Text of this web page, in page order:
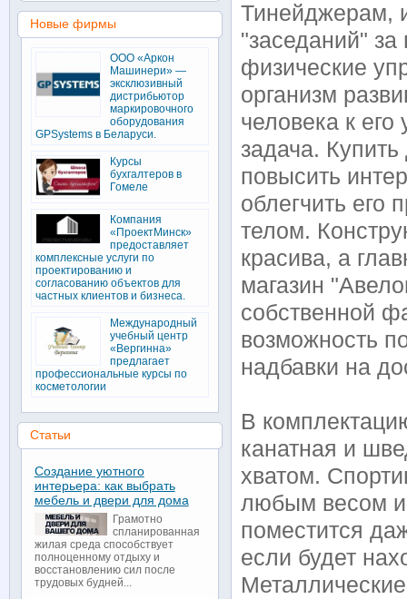
Тинейджерам,
"заседаний"
физические
организм
человека к
задача. Купить
повысить
облегчить его
телом.
красива, а
магазин
собственной
возможность
надбавки на
В
канатная и
хватом.
любым весом и
поместится
если будет
Новые фирмы
ООО «Аркон
Машинери» —
эксклюзивный
дистрибьютор
маркировочного
оборудования
GPSystems в Беларуси.
Курсы
бухгалтеров в
Гомеле
Компания
«ПроектМинск»
предоставляет
комплексные услуги по
проектированию и
согласованию объектов для
частных клиентов и бизнеса.
Международный
учебный центр
«Вергинна»
предлагает
профессиональные курсы по
косметологии
Статьи
Создание уютного
интерьера: как выбрать
мебель и двери для дома
Грамотно
спланированная
жилая среда способствует
полноценному отдыху и
восстановлению сил после
трудовых будней...